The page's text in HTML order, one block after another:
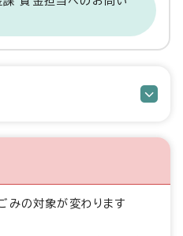
みの対象が変わります